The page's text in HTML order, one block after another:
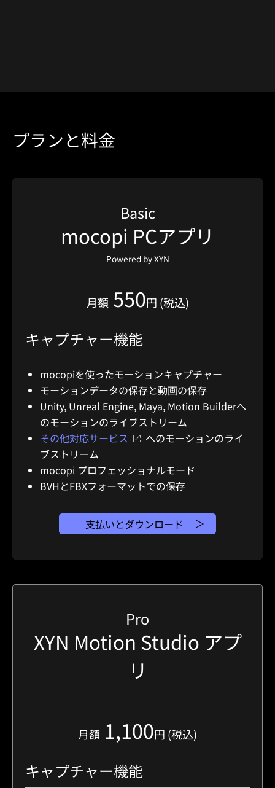
プランと料金
Basic
mocopi PCアプリ
Powered by XYN
月額 550円 (税込)
キャプチャー機能
mocopiを使ったモーションキャプチャー
モーションデータの保存と動画の保存
Unity, Unreal Engine, Maya, Motion Builderへ
のモーションのライブストリーム
その他対応サービス
へのモーションのライ
ブストリーム
mocopi プロフェッショナルモード
BVHとFBXフォーマットでの保存
支払いとダウンロード
Pro
XYN Motion Studio アプ
リ
月額 1,100円 (税込)
キャプチャー機能